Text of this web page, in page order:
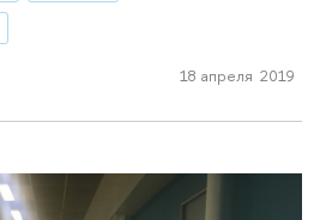
18 апреля 2019